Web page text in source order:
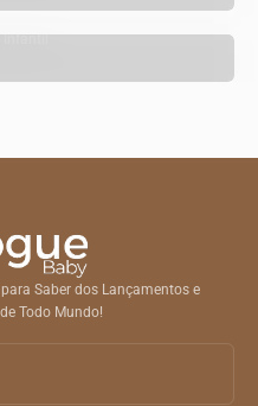
Infantil
Saber dos Lançamentos e
Todo Mundo!